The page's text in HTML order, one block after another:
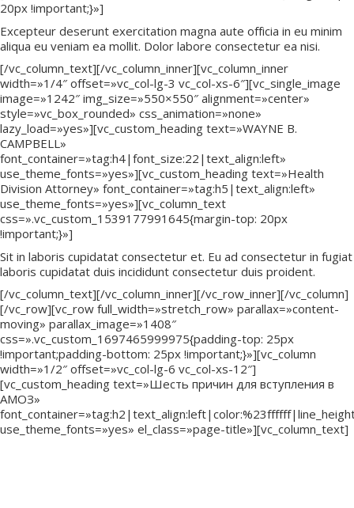
20px !important;}»]
Excepteur deserunt exercitation magna aute officia in eu minim
aliqua eu veniam ea mollit. Dolor labore consectetur ea nisi.
[/vc_column_text][/vc_column_inner][vc_column_inner
width=»1/4″ offset=»vc_col-lg-3 vc_col-xs-6″][vc_single_image
image=»1242″ img_size=»550×550″ alignment=»center»
style=»vc_box_rounded» css_animation=»none»
lazy_load=»yes»][vc_custom_heading text=»WAYNE B.
CAMPBELL»
font_container=»tag:h4|font_size:22|text_align:left»
use_theme_fonts=»yes»][vc_custom_heading text=»Health
Division Attorney» font_container=»tag:h5|text_align:left»
use_theme_fonts=»yes»][vc_column_text
css=».vc_custom_1539177991645{margin-top: 20px
!important;}»]
Sit in laboris cupidatat consectetur et. Eu ad consectetur in fugiat
laboris cupidatat duis incididunt consectetur duis proident.
[/vc_column_text][/vc_column_inner][/vc_row_inner][/vc_column]
[/vc_row][vc_row full_width=»stretch_row» parallax=»content-
moving» parallax_image=»1408″
css=».vc_custom_1697465999975{padding-top: 25px
!important;padding-bottom: 25px !important;}»][vc_column
width=»1/2″ offset=»vc_col-lg-6 vc_col-xs-12″]
[vc_custom_heading text=»Шесть причин для вступления в
АМОЗ»
use_theme_fonts=»yes» el_class=»page-title»][vc_column_text]